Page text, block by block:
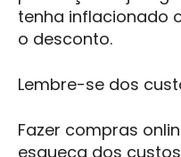
tenha inflacionado
o desconto.
Lembre-se dos
Fazer compras
esqueça dos